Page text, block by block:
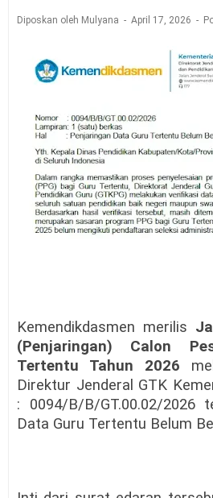
Diposkan oleh Mulyana April 17, 2026
Kemendikdasmen merilis
(Penjaringan) Calon
Tertentu Tahun 2026
Direktur Jenderal GTK
: 0094/B/B/GT.00.02/2026
Data Guru Tertentu Belum